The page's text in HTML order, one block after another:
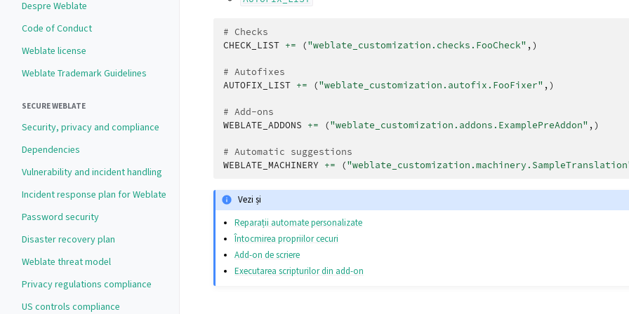
Despre Weblate
Code of Conduct
Weblate license
Weblate Trademark Guidelines
SECURE WEBLATE
Security, privacy and compliance
Dependencies
Vulnerability and incident handling
Incident response plan for Weblate
Password security
Disaster recovery plan
Weblate threat model
Privacy regulations compliance
US controls compliance
# Checks
CHECK_LIST += ("weblate_customization.checks.FooCheck" ,)
# Autofixes
AUTOFIX_LIST += ("weblate_customization.autofix.FooFixer" ,)
# Add-ons
WEBLATE_ADDONS += ("weblate_customization.addons.ExamplePreAddon" ,)
# Automatic suggestions
WEBLATE_MACHINERY += (
Vezi și
Reparații automate personalizate
Întocmirea propriilor cecuri
Add-on de scriere
Executarea scripturilor din add-on